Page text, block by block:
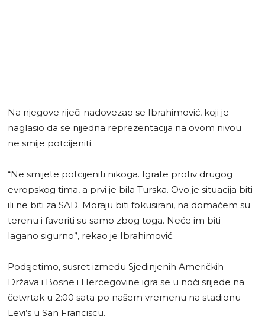
Na njegove riječi nadovezao se Ibrahimović, koji je
naglasio da se nijedna reprezentacija na ovom nivou
ne smije potcijeniti.
“Ne smijete potcijeniti nikoga. Igrate protiv drugog
evropskog tima, a prvi je bila Turska. Ovo je situacija biti
ili ne biti za SAD. Moraju biti fokusirani, na domaćem su
terenu i favoriti su samo zbog toga. Neće im biti
lagano sigurno”, rekao je Ibrahimović.
Podsjetimo, susret između Sjedinjenih Američkih
Država i Bosne i Hercegovine igra se u noći srijede na
četvrtak u 2:00 sata po našem vremenu na stadionu
Levi’s u San Franciscu.